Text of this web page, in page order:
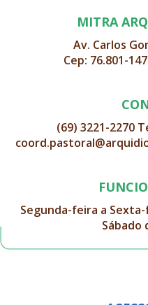
MITRA
Av. Carlos
Cep: 76.801-
(69) 3221-2270
Segunda-feira a Sexta-
Sábado